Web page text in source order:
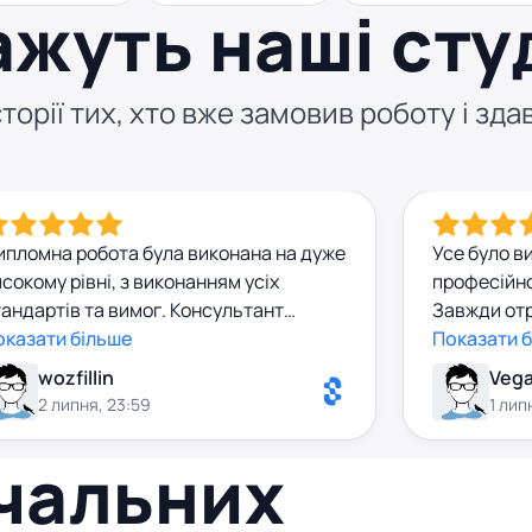
наші
тих, хто вже замовив роботу і
робота була виконана на дуже
рівні, з виконанням усіх
та вимог. Консультант
редагування і під час і іноді
терміну. Велике спасибі за
допомогу. Дуже
більше
wozfillin
2 липня, 23:59
Усе було
Завжди
допомогу
вашій
вдячний і
Показати
1